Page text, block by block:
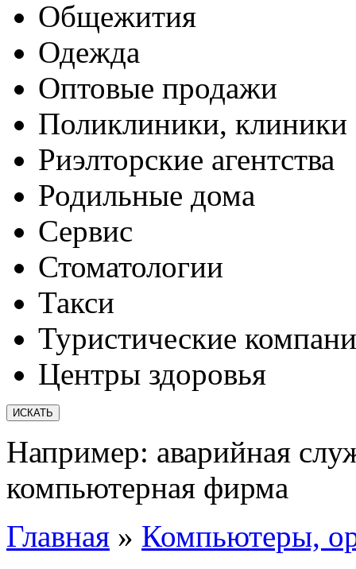
Общежития
Одежда
Оптовые продажи
Поликлиники, клиники
Риэлторские агентства
Родильные дома
Сервис
Стоматологии
Такси
Туристические
Центры здоровья
Например: аварийная
компьютерная фирма
Главная » Компьютеры,